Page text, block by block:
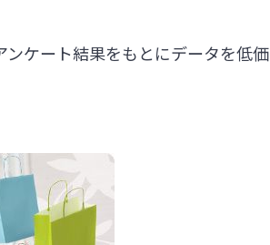
ケート結果をもとにデータを低価